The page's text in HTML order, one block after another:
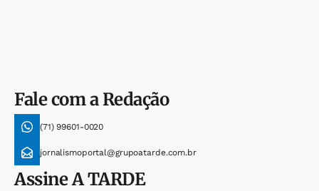
Fale com a Redação
(71) 99601-0020
jornalismoportal@grupoatarde.com.br
AssineA TARDE